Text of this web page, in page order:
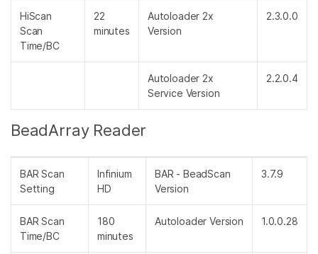
HiScan
Scan
Time/BC
22
minutes
Autoloader 2x
Version
2.3.0.0
Autoloader 2x
Service Version
2.2.0.4
BeadArray Reader
BAR Scan
Setting
Infinium
HD
BAR - BeadScan
Version
3.7.9
BAR Scan
Time/BC
180
minutes
Autoloader Version 1.0.0.28